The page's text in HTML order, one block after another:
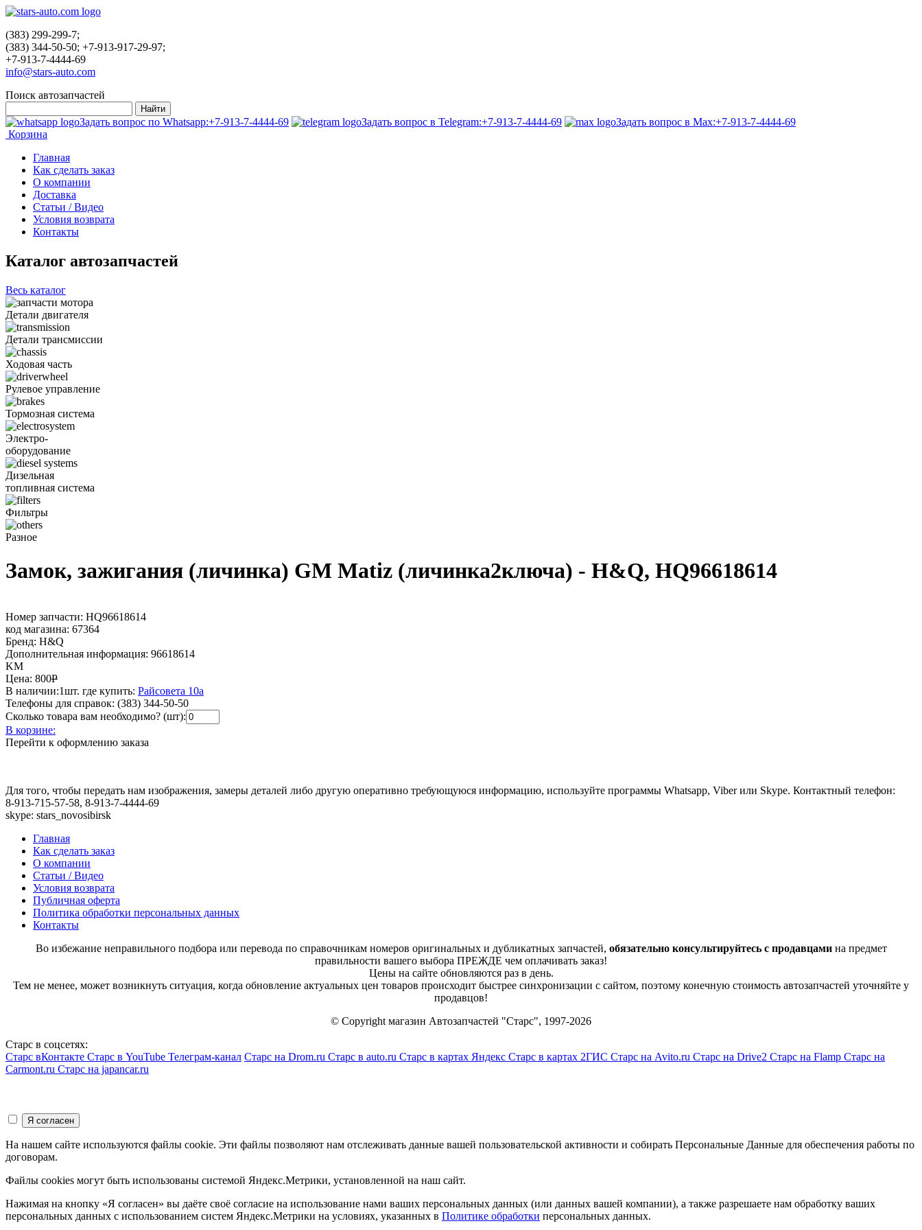
(383) 299-299-7;
(383) 344-50-50; +7-913-917-29-97;
+7-913-7-4444-69
info@stars-auto.com
Поиск автозапчастей
Задать вопрос по Whatsapp:+7-913-7-4444-69 Задать вопрос в Telegram:+7-913-7-4444-69 Задать вопрос в Max:+7-913-7-4444-69
Корзина
Главная
Как сделать заказ
О компании
Доставка
Статьи / Видео
Условия возврата
Контакты
Каталог автозапчастей
Весь каталог
Детали двигателя
Детали трансмиссии
Ходовая часть
Рулевое управление
Тормозная система
Электро-
оборудование
Дизельная
топливная система
Фильтры
Разное
Замок, зажигания (личинка) GM Matiz (личинка2ключа) - H&Q, HQ96618614
Номер запчасти: HQ96618614
код магазина: 67364
Бренд: H&Q
Дополнительная информация: 96618614
KM
Цена: 800Р
В наличии:1шт. где купить: Райсовета 10а
Телефоны для справок: (383) 344-50-50
Сколько товара вам необходимо? (шт):
В корзине:
Перейти к оформлению заказа
Для того, чтобы передать нам изображения, замеры деталей либо другую оперативно требующуюся информацию, используйте программы Whatsapp, Viber или Skype. Контактный телефон:
8-913-715-57-58, 8-913-7-4444-69
skype: stars_novosibirsk
Главная
Как сделать заказ
О компании
Статьи / Видео
Условия возврата
Публичная оферта
Политика обработки персональных данных
Контакты
Во избежание неправильного подбора или перевода по справочникам номеров оригинальных и дубликатных запчастей, обязательно консультируйтесь с продавцамина предмет
правильности вашего выбора ПРЕЖДЕ чем оплачивать заказ!
Цены на сайте обновляются раз в день.
Тем не менее, может возникнуть ситуация, когда обновление актуальных цен товаров происходит быстрее синхронизации с сайтом, поэтому конечную стоимость автозапчастей уточняйте у
продавцов!
© Copyright магазин Автозапчастей "Старс", 1997-2026
Старс в соцсетях:
Старс вКонтакте Старс в YouTube Телеграм-канал Старс на Drom.ru Старс в auto.ru Старс в картах Яндекс Старс в картах 2ГИС Старс на Avito.ru Старс на Drive2 Старс на Flamp Старс на
Carmont.ru Старс на japancar.ru
На нашем сайте используются файлы cookie. Эти файлы позволяют нам отслеживать данные вашей пользовательской активности и собирать Персональные Данные для обеспечения работы по
договорам.
Файлы cookies могут быть использованы системой Яндекс.Метрики, установленной на наш сайт.
Нажимая на кнопку «Я согласен» вы даёте своё согласие на использование нами ваших персональных данных (или данных вашей компании), а также разрешаете нам обработку ваших
персональных данных с использованием систем Яндекс.Метрики на условиях, указанных в Политике обработки персональных данных.